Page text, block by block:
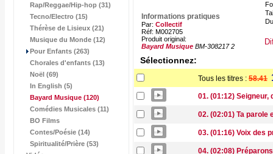
Rap/Reggae/Hip-hop (31)
Tecno/Electro (15)
Thérèse de Lisieux (21)
Musique du Monde (12)
Pour Enfants (263)
Chorales d'enfants (13)
Noël (69)
In English (5)
Bayard Musique (120)
Comédies Musicales (11)
BO Films
Contes/Poésie (14)
Spiritualité/Prière (53)
Informations pratiques
Par: Collectif
Réf: M002705
Produit original:
Bayard Musique BM-308217 2
Sélectionnez:
Tous les titres : 58.41
01. (01:12) Seigneur,
02. (02:01) Ta parole
03. (01:16) Voix des
04. (02:08)